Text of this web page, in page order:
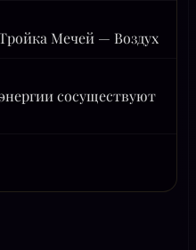
Мечей — Воздух
сосуществуют